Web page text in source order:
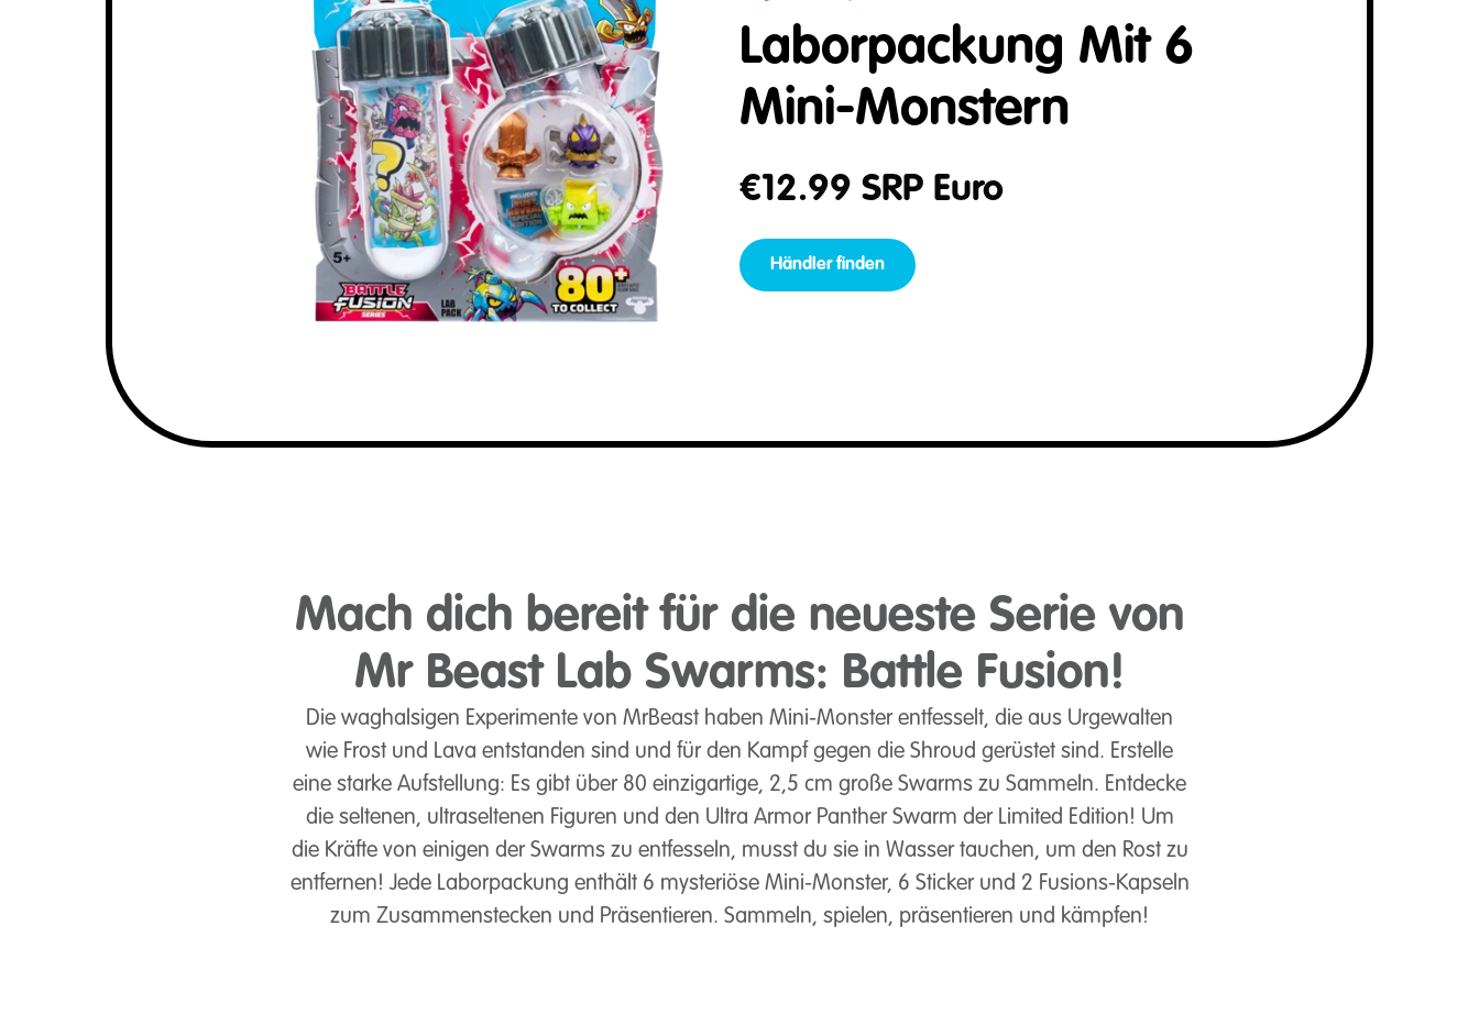
Laborpackung Mit 6
Mini-Monstern
€12.99 SRP Euro
Händler finden
Mach dich bereit für die neueste Serie von
Mr Beast Lab Swarms: Battle Fusion!
Die waghalsigen Experimente von MrBeast haben Mini-Monster entfesselt, die aus Urgewalten
wie Frost und Lava entstanden sind und für den Kampf gegen die Shroud gerüstet sind. Erstelle
eine starke Aufstellung: Es gibt über 80 einzigartige, 2,5 cm große Swarms zu Sammeln. Entdecke
die seltenen, ultraseltenen Figuren und den Ultra Armor Panther Swarm der Limited Edition! Um
die Kräfte von einigen der Swarms zu entfesseln, musst du sie in Wasser tauchen, um den Rost zu
entfernen! Jede Laborpackung enthält 6 mysteriöse Mini-Monster, 6 Sticker und 2 Fusions-Kapseln
zum Zusammenstecken und Präsentieren. Sammeln, spielen, präsentieren und kämpfen!